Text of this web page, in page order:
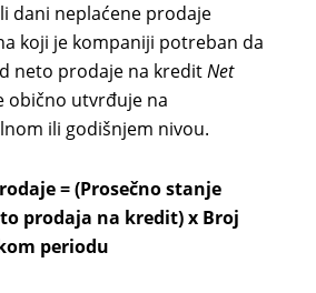
dani neplaćene prodaje
koji je kompaniji potreban da
neto prodaje na kreditNet
obično utvrđuje na
ili godišnjem nivou.
= (Prosečno stanje
prodaja na kredit) x Broj
periodu